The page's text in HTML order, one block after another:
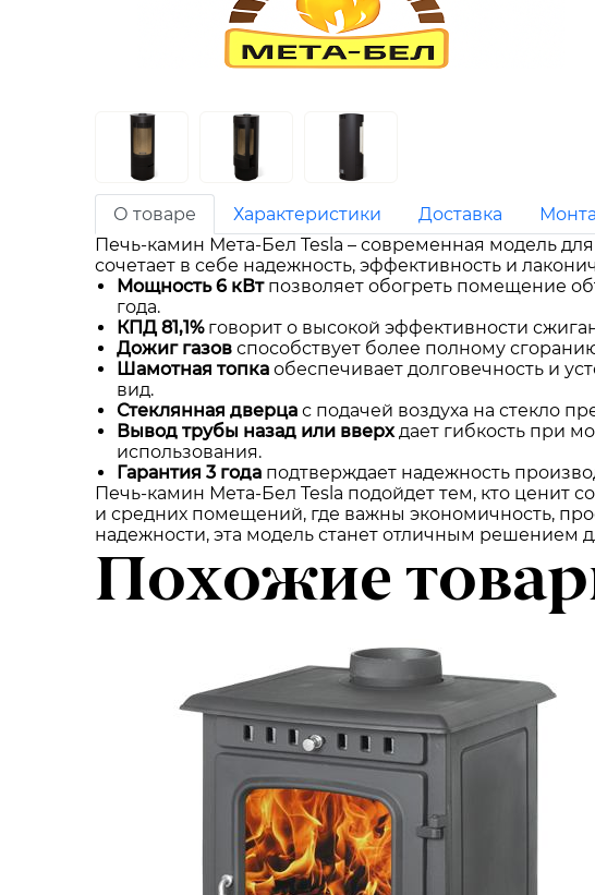
О товаре Характеристики Доставка
Печь-камин Мета-Бел Tesla – современная модель
сочетает в себе надежность, эффективность и
Мощность 6 кВтпозволяет обогреть помещение
года.
КПД 81,1%говорит о высокой эффективности
Дожиг газов способствует более полному
Шамотная топка обеспечивает долговечность и
вид.
Стеклянная дверца с подачей воздуха на стекло
Вывод трубы назад или вверхдает гибкость при
использования.
Гарантия 3 года подтверждает надежность
Печь-камин Мета-Бел Tesla подойдет тем, кто ценит
и средних помещений, где важны экономичность,
надежности, эта модель станет отличным решением
Похожие